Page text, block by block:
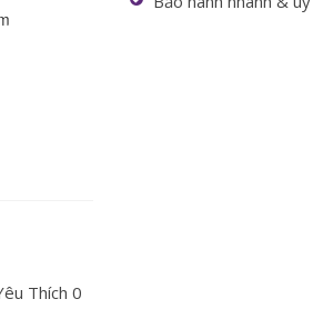
PT-
Thích 0